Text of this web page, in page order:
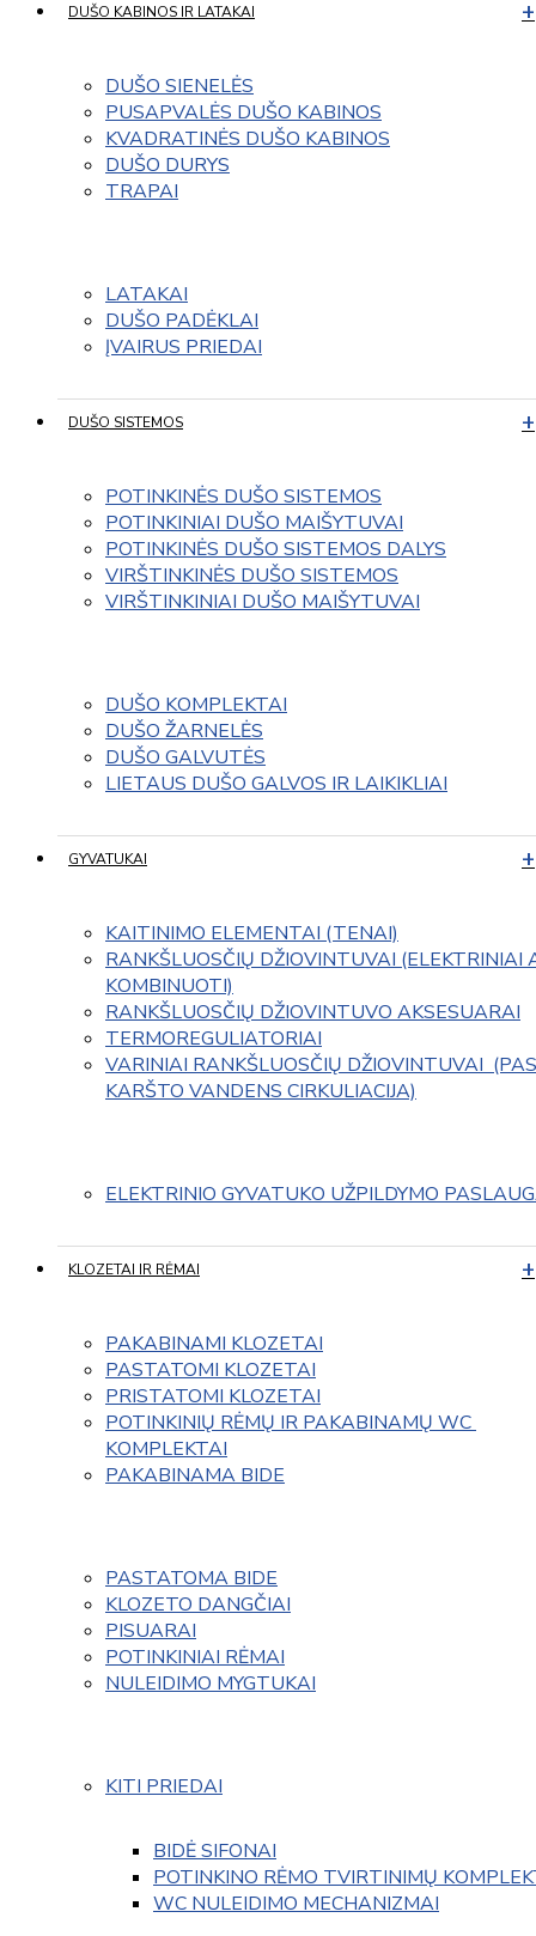
DUŠO KABINOS IR LATAKAI
DUŠO SIENELĖS
PUSAPVALĖS DUŠO KABINOS
KVADRATINĖS DUŠO KABINOS
DUŠO DURYS
TRAPAI
LATAKAI
DUŠO PADĖKLAI
ĮVAIRUS PRIEDAI
DUŠO SISTEMOS
POTINKINĖS DUŠO SISTEMOS
POTINKINIAI DUŠO MAIŠYTUVAI
POTINKINĖS DUŠO SISTEMOS DALYS
VIRŠTINKINĖS DUŠO SISTEMOS
VIRŠTINKINIAI DUŠO MAIŠYTUVAI
DUŠO KOMPLEKTAI
DUŠO ŽARNELĖS
DUŠO GALVUTĖS
LIETAUS DUŠO GALVOS IR LAIKIKLIAI
GYVATUKAI
KAITINIMO ELEMENTAI (TENAI)
RANKŠLUOSČIŲ DŽIOVINTUVAI (ELEKTRINIAI
KOMBINUOTI)
RANKŠLUOSČIŲ DŽIOVINTUVO AKSESUARAI
TERMOREGULIATORIAI
VARINIAI RANKŠLUOSČIŲ DŽIOVINTUVAI
KARŠTO VANDENS CIRKULIACIJA)
ELEKTRINIO GYVATUKO UŽPILDYMO
KLOZETAI IR RĖMAI
PAKABINAMI KLOZETAI
PASTATOMI KLOZETAI
PRISTATOMI KLOZETAI
POTINKINIŲ RĖMŲ IR PAKABINAMŲ WC
KOMPLEKTAI
PAKABINAMA BIDE
PASTATOMA BIDE
KLOZETO DANGČIAI
PISUARAI
POTINKINIAI RĖMAI
NULEIDIMO MYGTUKAI
KITI PRIEDAI
BIDĖ SIFONAI
POTINKINO RĖMO TVIRTINIMŲ
WC NULEIDIMO MECHANIZMAI